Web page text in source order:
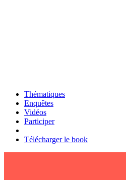
Thématiques
Enquêtes
Vidéos
Participer
Télécharger le book